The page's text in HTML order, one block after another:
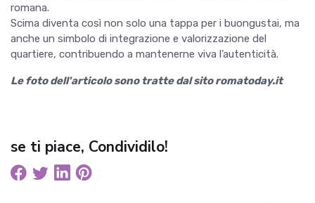
romana.
Scima diventa così non solo una tappa per i buongustai, ma
anche un simbolo di integrazione e valorizzazione del
quartiere, contribuendo a mantenerne viva l’autenticità.
Le foto dell'articolo sono tratte dal sito romatoday.it
se ti piace, Condividilo!